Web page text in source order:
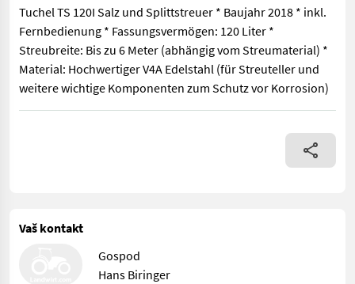
Tuchel TS 120I Salz und Splittstreuer * Baujahr 2018 * inkl.
Fernbedienung * Fassungsvermögen: 120 Liter *
Streubreite: Bis zu 6 Meter (abhängig vom Streumaterial) *
Material: Hochwertiger V4A Edelstahl (für Streuteller und
weitere wichtige Komponenten zum Schutz vor Korrosion)
Tuchel TS 120I Salz und Splittstreuer * Baujahr 2018 * inkl.
Vaš kontakt
Gospod
Hans Biringer